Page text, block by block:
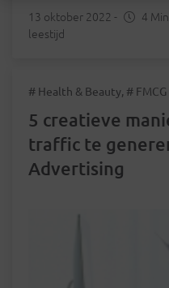
13 oktober 2022 -
4
leestijd
# Health & Beauty, # FMCG
5 creatieve
traffic te
Advertising